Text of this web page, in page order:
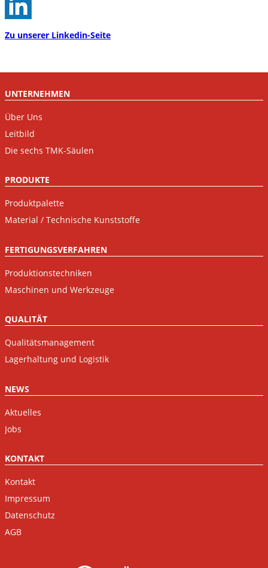
Zu unserer Linkedin-Seite
UNTERNEHMEN
Über Uns
Leitbild
Die sechs TMK-Säulen
PRODUKTE
Produktpalette
Material / Technische Kunststoffe
FERTIGUNGSVERFAHREN
Produktionstechniken
Maschinen und Werkzeuge
QUALITÄT
Qualitätsmanagement
Lagerhaltung und Logistik
NEWS
Aktuelles
Jobs
KONTAKT
Kontakt
Impressum
Datenschutz
AGB